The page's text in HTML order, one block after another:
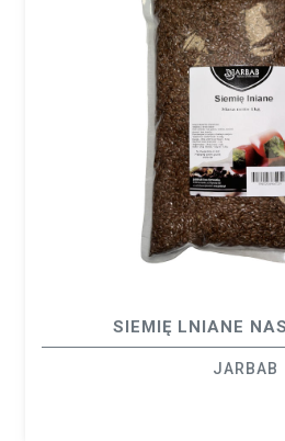
SIEMIĘ LNIANE
JARBAB